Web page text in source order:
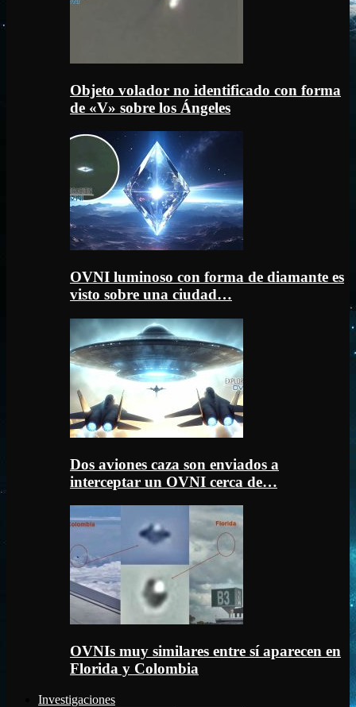
Objeto volador no identificado con forma
de «V» sobre los Ángeles
OVNI luminoso con forma de diamante es
visto sobre una ciudad…
Dos aviones caza son enviados a
interceptar un OVNI cerca de…
OVNIs muy similares entre sí aparecen en
Florida y Colombia
Investigaciones